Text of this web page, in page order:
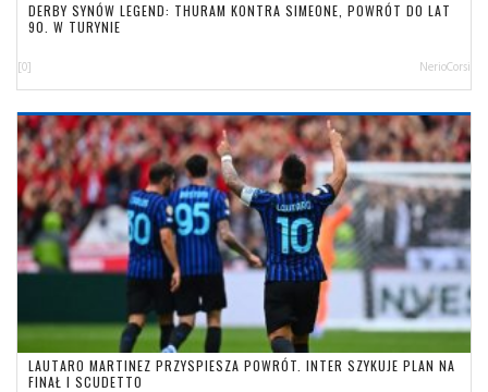
DERBY SYNÓW LEGEND: THURAM KONTRA SIMEONE, POWRÓT DO LAT
90. W TURYNIE
[0] NerioCorsi
LAUTARO MARTINEZ PRZYSPIESZA POWRÓT. INTER SZYKUJE PLAN NA
FINAŁ I SCUDETTO